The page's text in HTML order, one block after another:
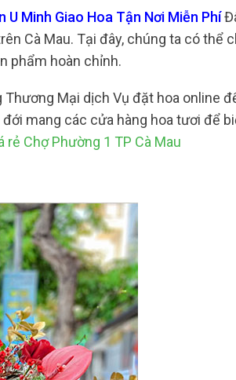
Minh Giao Hoa Tận Nơi Miễn Phí
Cà Mau. Tại đây, chúng ta có thể
phẩm hoàn chỉnh.
Mại dịch Vụ đặt hoa online
mang các cửa hàng hoa tươi để
rẻ Chợ Phường 1 TP Cà Mau